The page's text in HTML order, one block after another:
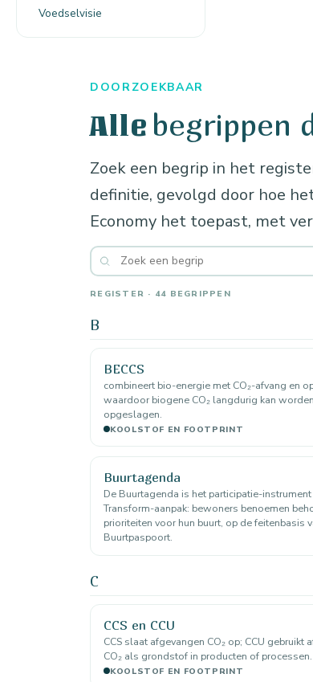
Voedselvisie
DOORZOEKBAAR
Alle begrippen
Zoek een begrip in het
definitie, gevolgd door hoe
Economy het toepast, met
REGISTER · 44 BEGRIPPEN
B
BECCS
combineert bio-energie met CO₂-afvang en
waardoor biogene CO₂ langdurig kan worden
opgeslagen.
KOOLSTOF EN FOOTPRINT
Buurtagenda
De Buurtagenda is het participatie-
Transform-aanpak: bewoners benoemen
prioriteiten voor hun buurt, op de feitenbasis
Buurtpaspoort.
C
CCS en CCU
CCS slaat afgevangen CO₂ op; CCU gebruikt
CO₂ als grondstof in producten of processen.
KOOLSTOF EN FOOTPRINT